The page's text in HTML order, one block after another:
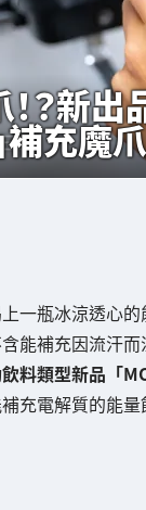
？新
充魔
一瓶冰涼透心
能補充因流汗而
料類型新品「
充電解質的能